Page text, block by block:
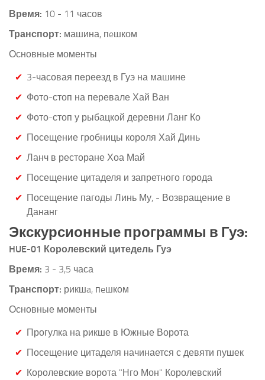
Время: 10 - 11 часов
Транспорт: машина, пeшком
Основные моменты
3-часовая переезд в Гуэ на машине
Фото-стоп на перевале Хай Ван
Фото-стоп у рыбацкой деревни Ланг Ко
Посещение гробницы короля Хай Динь
Ланч в ресторане Хоа Май
Посещение цитаделя и запретного города
Посещение пагоды Линь Му, - Возвращение в
Дананг
Экскурсионные программы в Гуэ:
HUE-01 Королевский цитедель Гуэ
Время: 3 - 3,5 часа
Транспорт: рикшa, пeшком
Основные моменты
Прогулка на рикше в Южные Ворота
Посещение цитаделя начинается с девяти пушек
Королевские ворота "Нго Мон" Королевский